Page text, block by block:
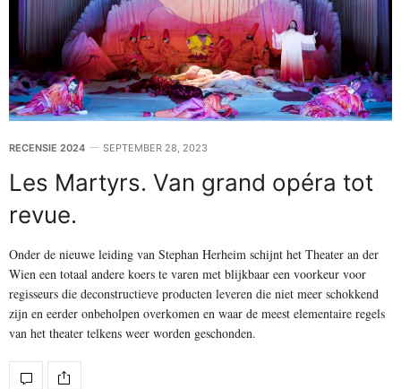
RECENSIE 2024 SEPTEMBER 28, 2023
Les Martyrs. Van grand opéra tot
revue.
Onder de nieuwe leiding van Stephan Herheim schijnt het Theater an der
Wien een totaal andere koers te varen met blijkbaar een voorkeur voor
regisseurs die deconstructieve producten leveren die niet meer schokkend
zijn en eerder onbeholpen overkomen en waar de meest elementaire regels
van het theater telkens weer worden geschonden.